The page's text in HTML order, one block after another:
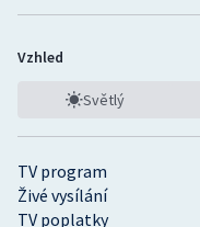
TV program
Živé vysílání
TV poplatky
Vzhled
Světlý